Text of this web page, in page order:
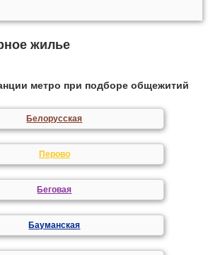
жилье
метро при подборе общежитий
Белорусская
Перово
Беговая
Бауманская